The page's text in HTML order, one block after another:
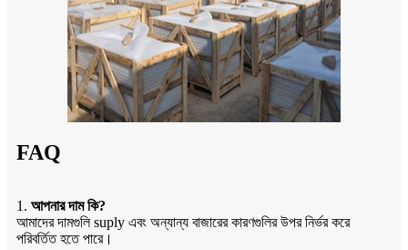
FAQ
1. আপনার দাম কি?
আমাদের দামগুলি suply এবং অন্যান্য বাজারের কারণগুলির উপর নির্ভর করে
পরিবর্তিত হতে পারে।